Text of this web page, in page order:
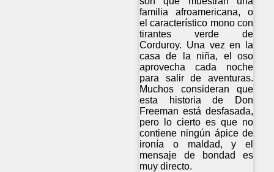
familia afroamericana, o
el característico mono con
tirantes verde de
Corduroy. Una vez en la
casa de la niña, el oso
aprovecha cada noche
para salir de aventuras.
Muchos consideran que
esta historia de Don
Freeman está desfasada,
pero lo cierto es que no
contiene ningún ápice de
ironía o maldad, y el
mensaje de bondad es
muy directo.